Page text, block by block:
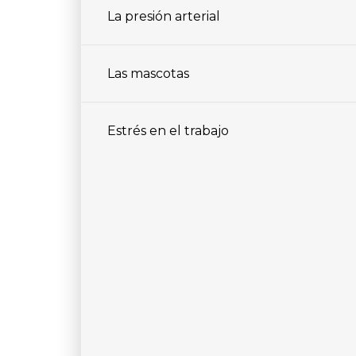
La presión arterial
Las mascotas
Estrés en el trabajo